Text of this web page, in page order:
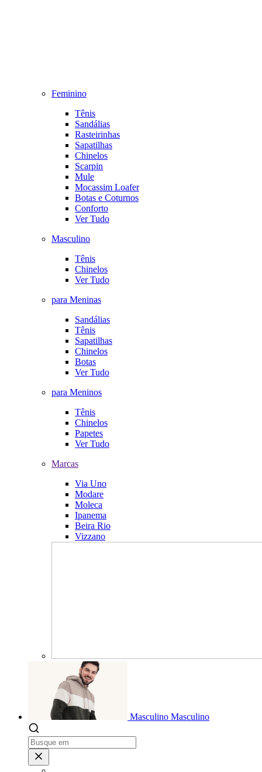
Feminino
Tênis
Sandálias
Rasteirinhas
Sapatilhas
Chinelos
Scarpin
Mule
Mocassim Loafer
Botas e Coturnos
Conforto
Ver Tudo
Masculino
Tênis
Chinelos
Ver Tudo
para Meninas
Sandálias
Tênis
Sapatilhas
Chinelos
Botas
Ver Tudo
para Meninos
Tênis
Chinelos
Papetes
Ver Tudo
Marcas
Via Uno
Modare
Moleca
Ipanema
Beira Rio
Vizzano
Masculino Masculino